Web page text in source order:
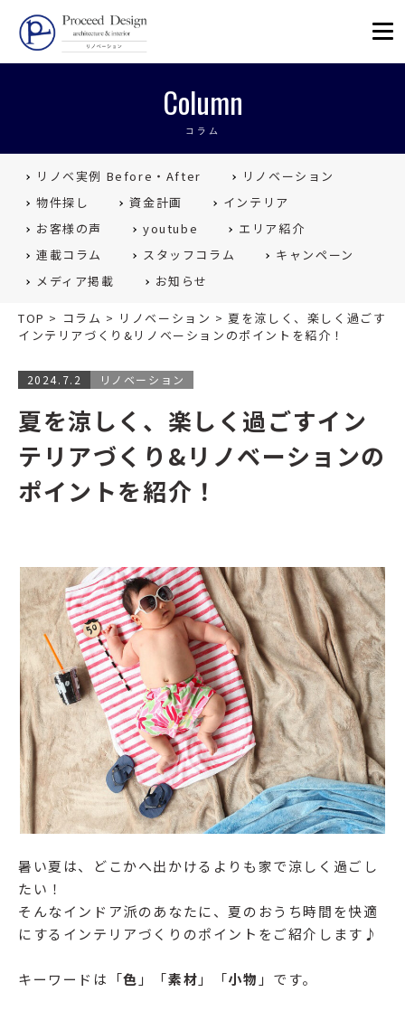
リノベーションを福岡で。
Column
コラム
リノベ実例 Before・After
リノベーション
物件探し
資金計画
インテリア
お客様の声
youtube
エリア紹介
連載コラム
スタッフコラム
キャンペーン
メディア掲載
お知らせ
TOP > コラム > リノベーション > 夏を涼しく、楽しく過ごす
インテリアづくり&リノベーションのポイントを紹介！
2024.7.2 リノベーション
夏を涼しく、楽しく過ごすイン
テリアづくり&リノベーションの
ポイントを紹介！
暑い夏は、どこかへ出かけるよりも家で涼しく過ごし
たい！
そんなインドア派のあなたに、夏のおうち時間を快適
にするインテリアづくりのポイントをご紹介します♪
キーワードは「色 」「素材 」「小物 」です。